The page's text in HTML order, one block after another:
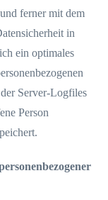
ferner mit dem
in
ein optimales
Server-Logfiles
Person